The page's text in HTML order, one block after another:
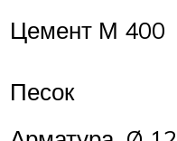
Цемент М 400
Песок